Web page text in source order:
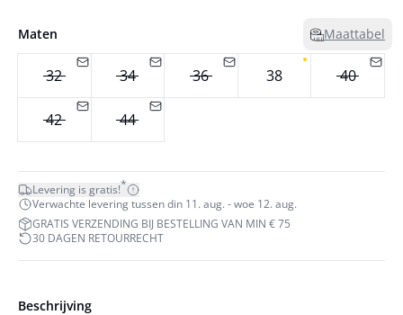
Maten Maattabel
32 34 36 38 40
42 44
Levering is gratis!*
Verwachte levering tussen din 11. aug. - woe 12. aug.
GRATIS VERZENDING BIJ BESTELLING VAN MIN € 75
30 DAGEN RETOURRECHT
Beschrijving